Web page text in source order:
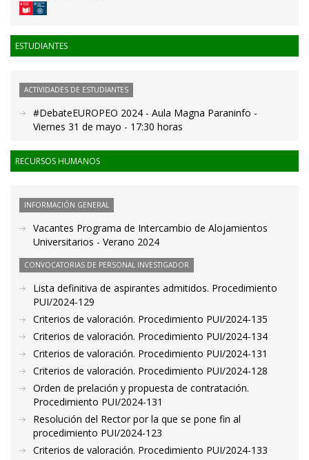
ESTUDIANTES
ACTIVIDADES DE ESTUDIANTES
#DebateEUROPEO 2024 - Aula Magna Paraninfo -
Viernes 31 de mayo - 17:30 horas
RECURSOS HUMANOS
INFORMACIÓN GENERAL
Vacantes Programa de Intercambio de Alojamientos
Universitarios - Verano 2024
CONVOCATORIAS DE PERSONAL INVESTIGADOR
Lista definitiva de aspirantes admitidos. Procedimiento
PUI/2024-129
Criterios de valoración. Procedimiento PUI/2024-135
Criterios de valoración. Procedimiento PUI/2024-134
Criterios de valoración. Procedimiento PUI/2024-131
Criterios de valoración. Procedimiento PUI/2024-128
Orden de prelación y propuesta de contratación.
Procedimiento PUI/2024-131
Resolución del Rector por la que se pone fin al
procedimiento PUI/2024-123
Criterios de valoración. Procedimiento PUI/2024-133